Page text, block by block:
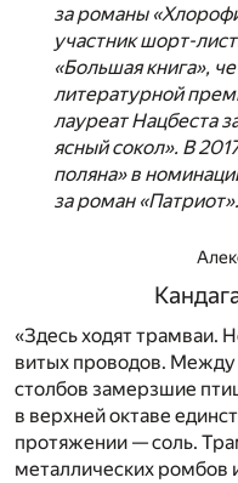
за романы
участник шорт-
«Большая книга»,
литературной
лауреат Нацбеста
ясный сокол». В
поляна» в
за роман «Патриот».
«Здесь ходят трамваи.
витых проводов. Между
столбов замерзшие
в верхней октаве
протяжении — соль.
металлических ромбов